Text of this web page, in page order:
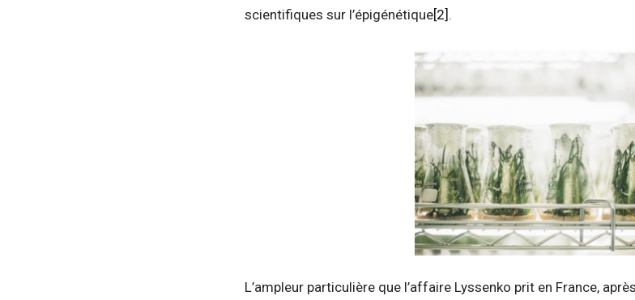
scientifiques sur l’épigénétique[2] .
L’ampleur particulière que l’affaire Lyssenko prit en France,